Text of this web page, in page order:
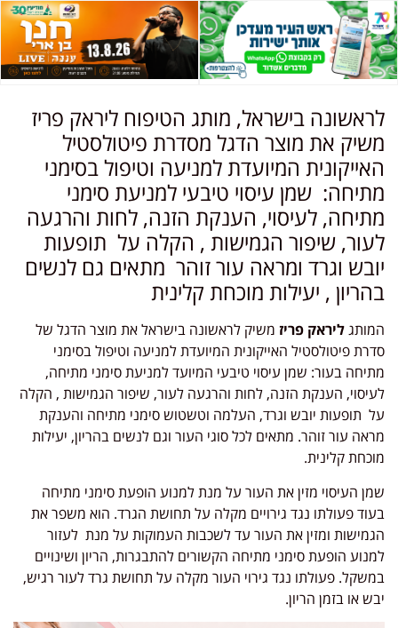
לראשונה בישראל, מותג הטיפוח ליראק פריז
משיק את מוצר הדגל מסדרת פיטולסטיל
האייקונית המיועדת למניעה וטיפול בסימני
מתיחה: שמן עיסוי טיבעי למניעת סימני
מתיחה, לעיסוי, הענקת הזנה, לחות והרגעה
לעור, שיפור הגמישות , הקלה על תופעות
יובש וגרד ומראה עור זוהר מתאים גם לנשים
בהריון , יעילות מוכחת קלינית
המותגליראק פריז משיק לראשונה בישראל את מוצר הדגל של
סדרת פיטולסטיל האייקונית המיועדת למניעה וטיפול בסימני
מתיחה בעור: שמן עיסוי טיבעי המיועד למניעת סימני מתיחה,
לעיסוי, הענקת הזנה, לחות והרגעה לעור, שיפור הגמישות , הקלה
על תופעות יובש וגרד, העלמה וטשטוש סימני מתיחה והענקת
מראה עור זוהר. מתאים לכל סוגי העור וגם לנשים בהריון, יעילות
מוכחת קלינית.
שמן העיסוי מזין את העור על מנת למנוע הופעת סימני מתיחה
בעוד פעולתו נגד גירויים מקלה על תחושת הגרד. הוא משפר את
הגמישות ומזין את העור עד לשכבות העמוקות על מנת לעזור
למנוע הופעת סימני מתיחה הקשורים להתבגרות, הריון ושינויים
במשקל. פעולתו נגד גירוי העור מקלה על תחושת גרד לעור רגיש,
יבש או בזמן הריון.